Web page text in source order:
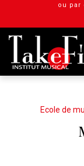
ou par
Ecole de